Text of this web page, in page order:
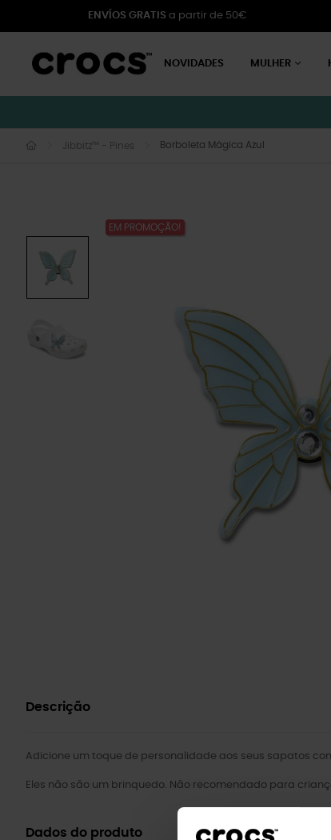
ENVÍOS GRATIS a partir de 50€
NOVIDADES MULHER
Jibbitz™ - Pines Borboleta Mágica Azul
EM PROMOÇÃO!
Descrição
Adicione um toque de personalidade aos seus sapatos
Eles não são um brinquedo. Não recomendado para
Dados do produto